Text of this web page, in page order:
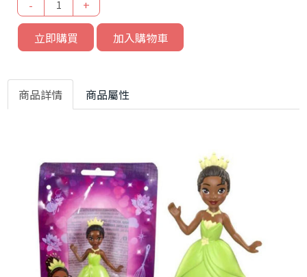
-
+
立即購買
加入購物車
商品詳情 商品屬性